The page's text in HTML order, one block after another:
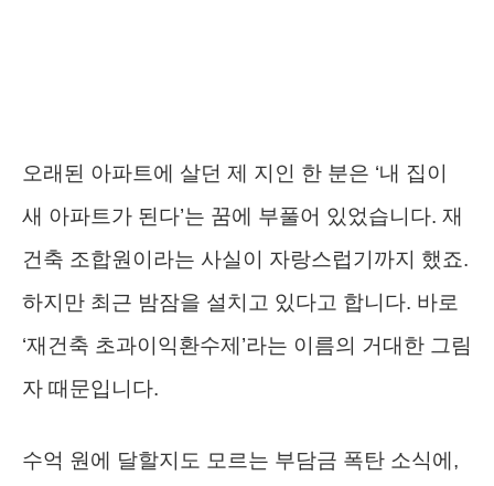
오래된 아파트에 살던 제 지인 한 분은 ‘내 집이
새 아파트가 된다’는 꿈에 부풀어 있었습니다. 재
건축 조합원이라는 사실이 자랑스럽기까지 했죠.
하지만 최근 밤잠을 설치고 있다고 합니다. 바로
‘재건축 초과이익환수제’라는 이름의 거대한 그림
자 때문입니다.
수억 원에 달할지도 모르는 부담금 폭탄 소식에,